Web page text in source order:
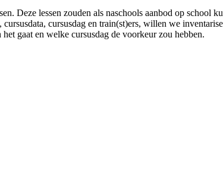
Deze lessen zouden als naschools aanbod op
cursusdag en train(st)ers, willen we
gaat en welke cursusdag de voorkeur zou hebben.